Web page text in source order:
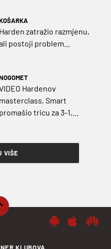
Harden zatražio razmjenu,
postoji problem...
Hardenov
masterclass, Smart
promašio tricu za 3-1,
VIŠE